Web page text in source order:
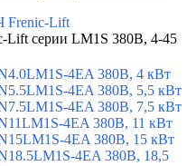
Frenic-Lift
Lift серии LM1S 380В, 4-45
4EA 380В, 4 кВт
4EA 380В, 5,5 кВт
4EA 380В, 7,5 кВт
4EA 380В, 11 кВт
4EA 380В, 15 кВт
4EA 380В, 18,5